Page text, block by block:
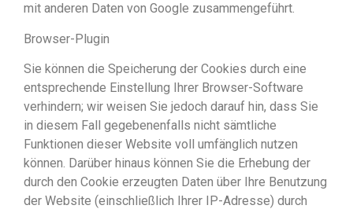
mit anderen Daten von Google zusammengeführt.
Browser-Plugin
Sie können die Speicherung der Cookies durch eine
entsprechende Einstellung Ihrer Browser-Software
verhindern; wir weisen Sie jedoch darauf hin, dass Sie
in diesem Fall gegebenenfalls nicht sämtliche
Funktionen dieser Website voll umfänglich nutzen
können. Darüber hinaus können Sie die Erhebung der
durch den Cookie erzeugten Daten über Ihre Benutzung
der Website (einschließlich Ihrer IP-Adresse) durch